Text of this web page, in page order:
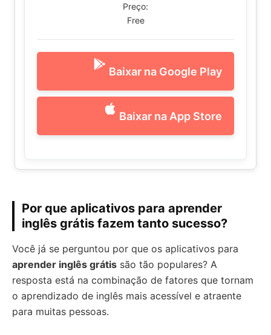
Preço:
Free
Baixar na Google Play
Baixar na App Store
Por que aplicativos para aprender
inglês grátis fazem tanto sucesso?
Você já se perguntou por que os aplicativos para
aprender inglês grátis são tão populares? A
resposta está na combinação de fatores que tornam
o aprendizado de inglês mais acessível e atraente
para muitas pessoas.